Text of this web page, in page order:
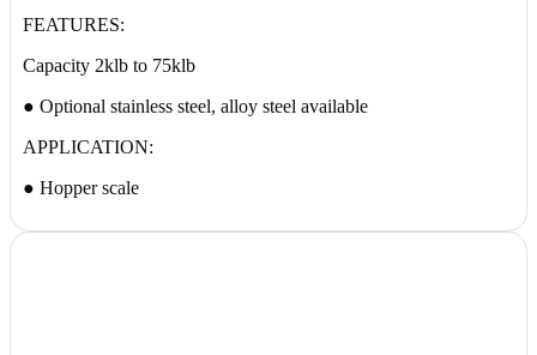
FEATURES:
Capacity 2klb to 75klb
● Optional stainless steel, alloy steel available
APPLICATION:
● Hopper scale